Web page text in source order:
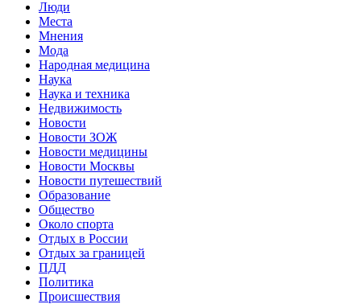
Люди
Места
Мнения
Мода
Народная медицина
Наука
Наука и техника
Недвижимость
Новости
Новости ЗОЖ
Новости медицины
Новости Москвы
Новости путешествий
Образование
Общество
Около спорта
Отдых в России
Отдых за границей
ПДД
Политика
Происшествия